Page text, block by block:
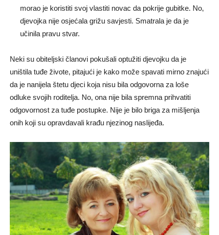
morao je koristiti svoj vlastiti novac da pokrije gubitke. No,
djevojka nije osjećala grižu savjesti. Smatrala je da je
učinila pravu stvar.
Neki su obiteljski članovi pokušali optužiti djevojku da je
uništila tuđe živote, pitajući je kako može spavati mirno znajući
da je nanijela štetu djeci koja nisu bila odgovorna za loše
odluke svojih roditelja. No, ona nije bila spremna prihvatiti
odgovornost za tuđe postupke. Nije je bilo briga za mišljenja
onih koji su opravdavali krađu njezinog naslijeđa.